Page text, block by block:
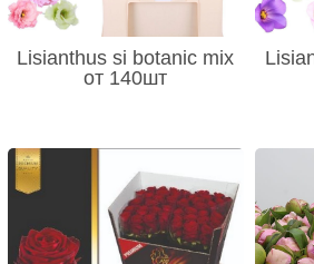
Lisianthus si botanic mix
от 140шт